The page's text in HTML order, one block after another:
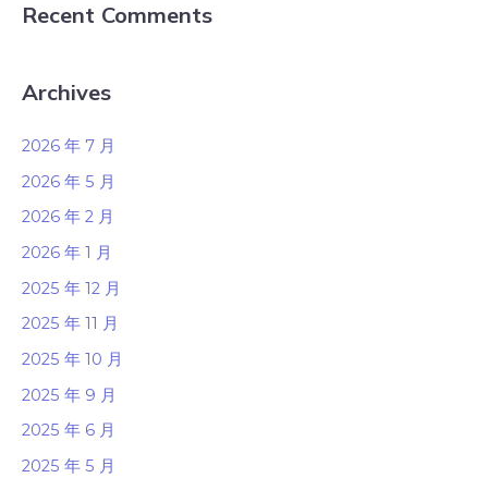
Recent Comments
Archives
2026 年 7 月
2026 年 5 月
2026 年 2 月
2026 年 1 月
2025 年 12 月
2025 年 11 月
2025 年 10 月
2025 年 9 月
2025 年 6 月
2025 年 5 月